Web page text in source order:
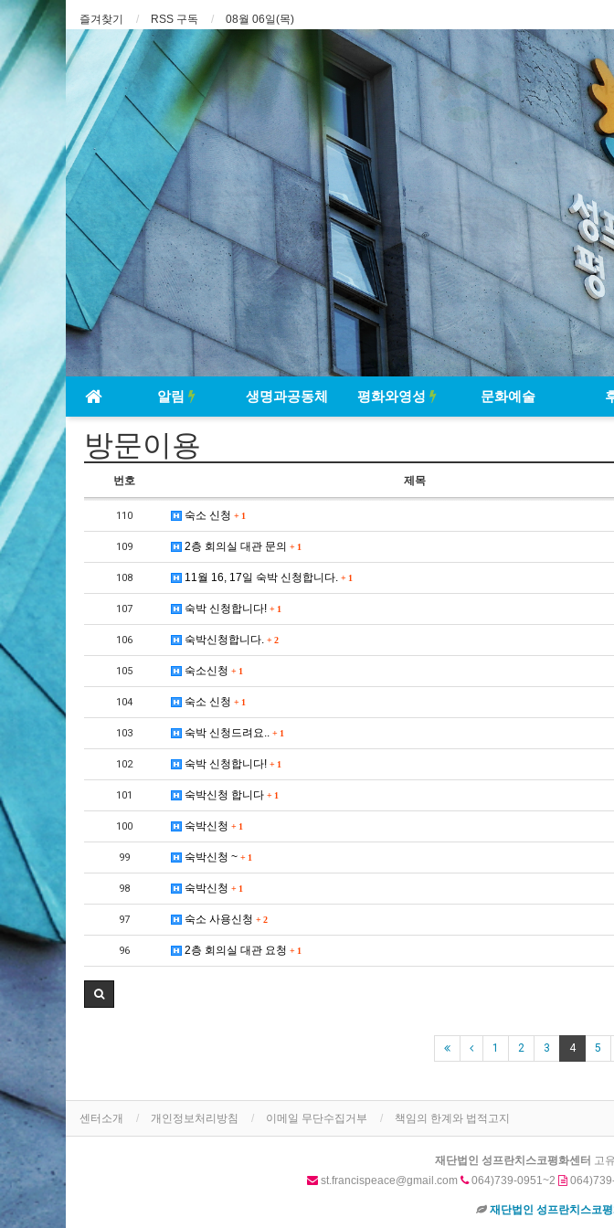
즐겨찾기 RSS 구독 08월 06일(목)
알림 생명과공동체 평화와영성 문화예술
방문이용
번호 제목
110 숙소 신청 + 1
109 2층 회의실 대관 문의 + 1
108 11월 16, 17일 숙박 신청합니다. + 1
107 숙박 신청합니다! + 1
106 숙박신청합니다. + 2
105 숙소신청 + 1
104 숙소 신청 + 1
103 숙박 신청드려요.. + 1
102 숙박 신청합니다! + 1
101 숙박신청 합니다 + 1
100 숙박신청 + 1
99 숙박신청 ~ + 1
98 숙박신청 + 1
97 숙소 사용신청 + 2
96 2층 회의실 대관 요청 + 1
1 2 3 4 5
센터소개 개인정보처리방침 이메일 무단수집거부 책임의 한계와 법적고지
재단법인 성프란치스코평화센터 고
st.francispeace@gmail.com
064)739-0951~2
재단법인 성프란치스코